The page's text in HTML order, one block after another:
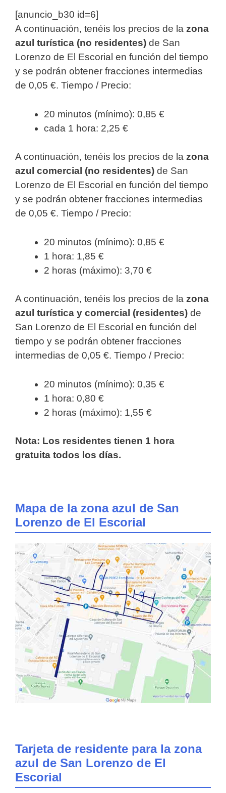
[anuncio_b30 id=6]
A continuación, tenéis los precios de la zona
azul turística (no residentes) de San
Lorenzo de El Escorial en función del tiempo
y se podrán obtener fracciones intermedias
de 0,05 €. Tiempo / Precio:
20 minutos (mínimo): 0,85 €
cada 1 hora: 2,25 €
A continuación, tenéis los precios de la zona
azul comercial (no residentes) de San
Lorenzo de El Escorial en función del tiempo
y se podrán obtener fracciones intermedias
de 0,05 €. Tiempo / Precio:
20 minutos (mínimo): 0,85 €
1 hora: 1,85 €
2 horas (máximo): 3,70 €
A continuación, tenéis los precios de la zona
azul turística y comercial (residentes) de
San Lorenzo de El Escorial en función del
tiempo y se podrán obtener fracciones
intermedias de 0,05 €. Tiempo / Precio:
20 minutos (mínimo): 0,35 €
1 hora: 0,80 €
2 horas (máximo): 1,55 €
Nota: Los residentes tienen 1 hora
gratuita todos los días.
Mapa de la zona azul de San
Lorenzo de El Escorial
Tarjeta de residente para la zona
azul de San Lorenzo de El
Escorial